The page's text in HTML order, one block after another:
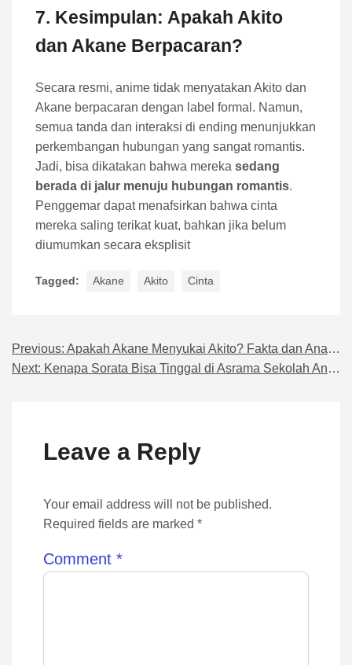
7. Kesimpulan: Apakah Akito
dan Akane Berpacaran?
Secara resmi, anime tidak menyatakan Akito dan
Akane berpacaran dengan label formal. Namun,
semua tanda dan interaksi di ending menunjukkan
perkembangan hubungan yang sangat romantis.
Jadi, bisa dikatakan bahwa mereka sedang
berada di jalur menuju hubungan romantis.
Penggemar dapat menafsirkan bahwa cinta
mereka saling terikat kuat, bahkan jika belum
diumumkan secara eksplisit
Tagged: Akane Akito Cinta
Navigasi pos
Previous: Apakah Akane Menyukai Akito? Fakta dan Analisis Anime
Next: Kenapa Sorata Bisa Tinggal di Asrama Sekolah Anime
Leave a Reply
Your email address will not be published.
Required fields are marked *
Comment *